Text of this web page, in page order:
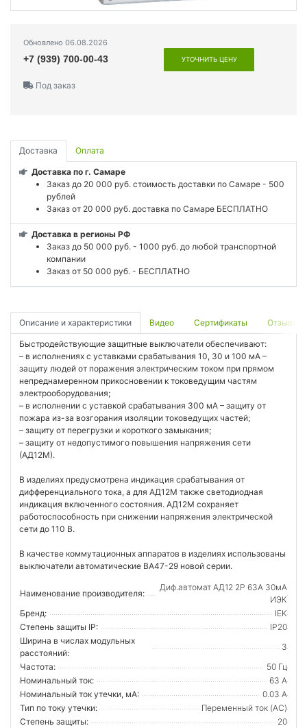
Обновлено 06.08.2026
+7 (939) 700-00-43 УТОЧНИТЬ ЦЕНУ
Под заказ
Доставка Оплата
Доставка по г. Самаре
Заказ до 20 000 руб. стоимость доставки по Самаре - 500
рублей
Заказ от 20 000 руб. доставка по Самаре БЕСПЛАТНО
Доставка в регионы РФ
Заказ до 50 000 руб. - 1000 руб. до любой транспортной
компании
Заказ от 50 000 руб. - БЕСПЛАТНО
Описание и характеристики Видео Сертификаты Отзывы
Быстродействующие защитные выключатели обеспечивают:
– в исполнениях с уставками срабатывания 10, 30 и 100 мА –
защиту людей от поражения электрическим током при прямом
непреднамеренном прикосновении к токоведущим частям
электрооборудования;
– в исполнении с уставкой срабатывания 300 мА – защиту от
пожара из-за возгорания изоляции токоведущих частей;
– защиту от перегрузки и короткого замыкания;
– защиту от недопустимого повышения напряжения сети
(АД12М).
В изделиях предусмотрена индикация срабатывания от
дифференциального тока, а для АД12М также светодиодная
индикация включенного состояния. АД12М сохраняет
работоспособность при снижении напряжения электрической
сети до 110 В.
В качестве коммутационных аппаратов в изделиях использованы
выключатели автоматические ВА47-29 новой серии.
Наименование производителя:
Диф.автомат АД12 2Р 63А 30мА
ИЭК
Бренд:
IEK
Степень защиты IP:
IP20
Ширина в числах модульных
расстояний:
3
Частота:
50 Гц
Номинальный ток:
63 А
Номинальный ток утечки, мА:
0.03 А
Тип по току утечки:
Переменный ток (AC)
Степень защиты:
20